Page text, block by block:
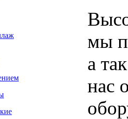
мы
а
нас